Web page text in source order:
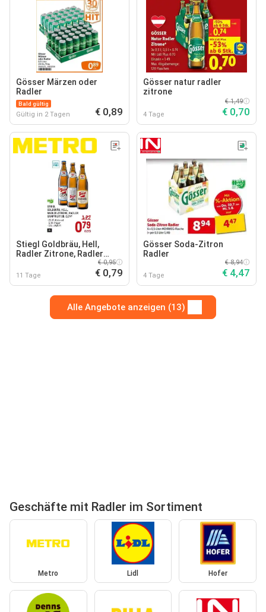
Gösser Märzen oder
Radler
Bald gültig
Gültig in 2 Tagen € 0,89
Gösser natur radler
zitrone
4 Tage
€ 1,49
€ 0,70
Stiegl Goldbräu, Hell,
Radler Zitrone, Radler
11 Tage
€ 0,95
€ 0,79
Gösser Soda-Zitron
Radler
4 Tage
€ 8,94
€ 4,47
Alle Angebote anzeigen (13)
Geschäfte mit Radler im Sortiment
Metro Lidl Hofer